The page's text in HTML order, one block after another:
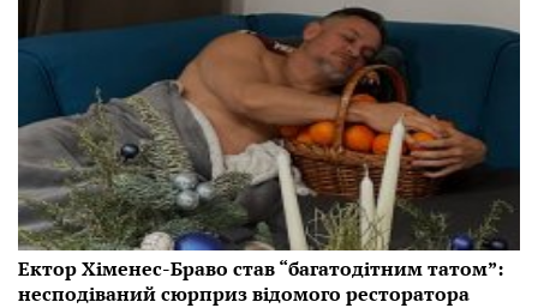
Ектор Хіменес-Браво став “багатодітним татом”:
несподіваний сюрприз відомого ресторатора